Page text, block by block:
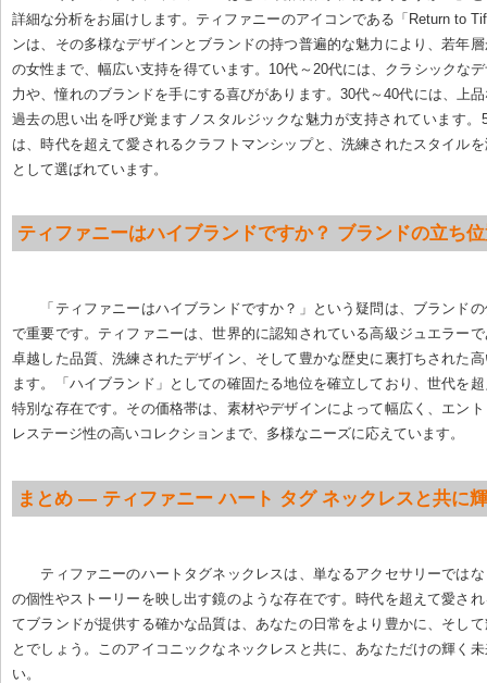
詳細な分析をお届けします。ティファニーのアイコンである「Return to
ンは、その多様なデザインとブランドの持つ普遍的な魅力により、若年
の女性まで、幅広い支持を得ています。10代～20代には、クラシックな
力や、憧れのブランドを手にする喜びがあります。30代～40代には、上
過去の思い出を呼び覚ますノスタルジックな魅力が支持されています。
は、時代を超えて愛されるクラフトマンシップと、洗練されたスタイル
として選ばれています。
ティファニーはハイブランドですか？ ブランドの立ち
「ティファニーはハイブランドですか？」という疑問は、ブランド
で重要です。ティファニーは、世界的に認知されている高級ジュエラー
卓越した品質、洗練されたデザイン、そして豊かな歴史に裏打ちされた
ます。「ハイブランド」としての確固たる地位を確立しており、世代を
特別な存在です。その価格帯は、素材やデザインによって幅広く、エン
レステージ性の高いコレクションまで、多様なニーズに応えています。
まとめ — ティファニー ハート タグ ネックレスと共に
ティファニーのハートタグネックレスは、単なるアクセサリーでは
の個性やストーリーを映し出す鏡のような存在です。時代を超えて愛さ
てブランドが提供する確かな品質は、あなたの日常をより豊かに、そし
とでしょう。このアイコニックなネックレスと共に、あなただけの輝く
い。